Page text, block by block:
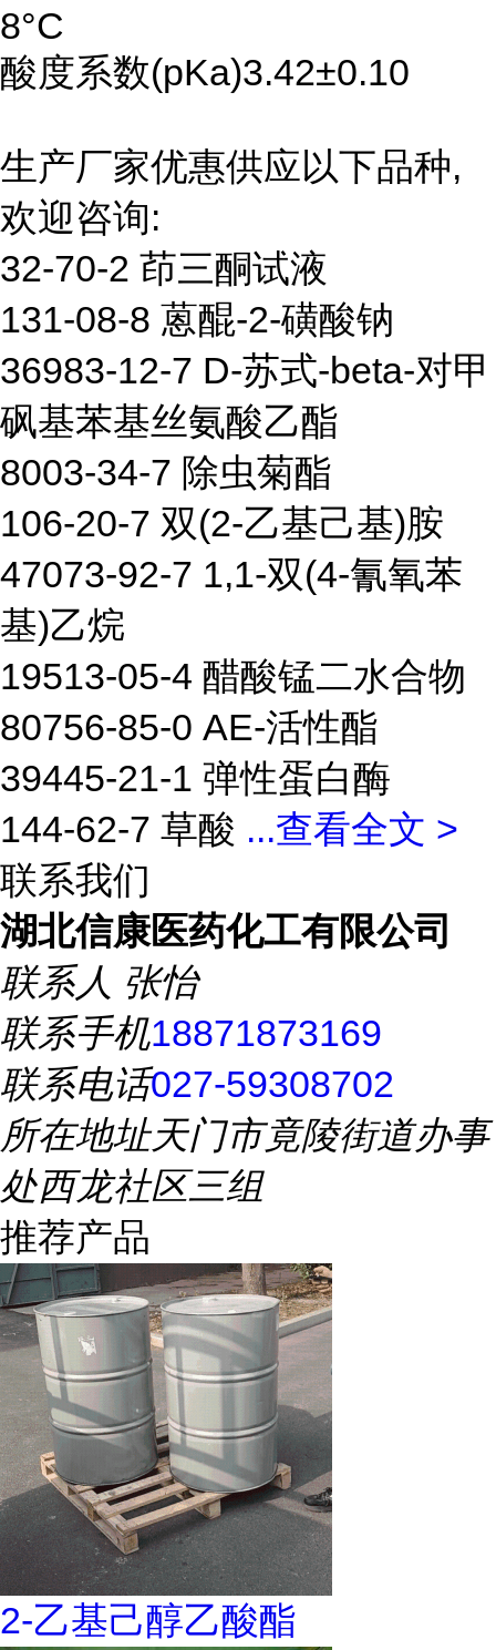
8°C
酸度系数(pKa)3.42±0.10
生产厂家优惠供应以下品种,
欢迎咨询:
32-70-2 茚三酮试液
131-08-8 蒽醌-2-磺酸钠
36983-12-7 D-苏式-beta-对甲
砜基苯基丝氨酸乙酯
8003-34-7 除虫菊酯
106-20-7 双(2-乙基己基)胺
47073-92-7 1,1-双(4-氰氧苯
基)乙烷
19513-05-4 醋酸锰二水合物
80756-85-0 AE-活性酯
39445-21-1 弹性蛋白酶
144-62-7 草酸 ...查看全文 >
联系我们
湖北信康医药化工有限公司
联系人 张怡
联系手机18871873169
联系电话027-59308702
所在地址天门市竟陵街道办事
处西龙社区三组
推荐产品
2-乙基己醇乙酸酯